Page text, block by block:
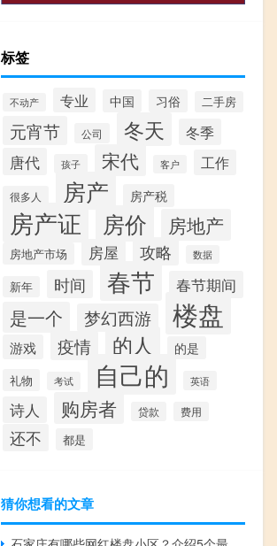
标签
不动产 专业 中国 习俗 二手房
元宵节 公司 冬天 冬季
唐代 孩子 宋代 客户 工作
很多人 房产 房产税
房产证 房价 房地产
房地产市场 房屋 攻略 数据
新年 时间 春节 春节期间
是一个 梦幻西游 楼盘
游戏 疫情 的人 的是
礼物 考试 自己的 英语
诗人 购房者 贷款 费用
还不 都是
猜你想看的文章